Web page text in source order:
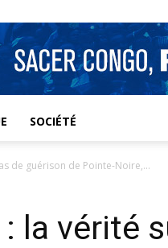
SOCIÉTÉ
de guérison de Pointe-Noire,...
la vérité